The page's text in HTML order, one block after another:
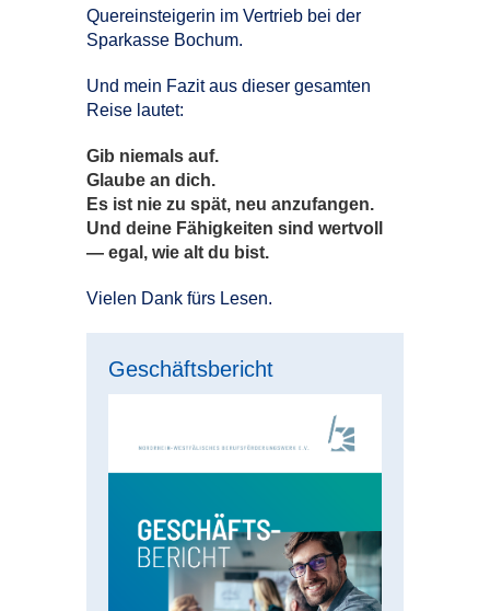
Quereinsteigerin im Vertrieb bei der
Sparkasse Bochum.
Und mein Fazit aus dieser gesamten
Reise lautet:
Gib niemals auf.
Glaube an dich.
Es ist nie zu spät, neu anzufangen.
Und deine Fähigkeiten sind wertvoll
— egal, wie alt du bist.
Vielen Dank fürs Lesen.
Geschäftsbericht